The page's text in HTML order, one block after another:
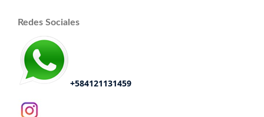
Redes Sociales
+584121131459